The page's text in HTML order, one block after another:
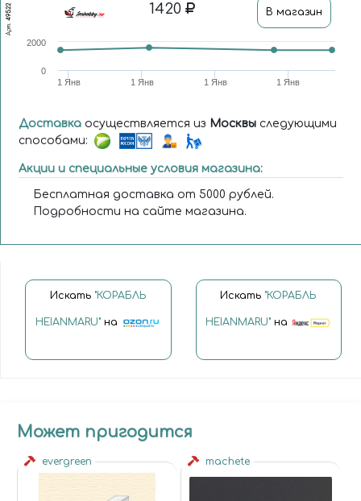
Арт.
49522 1420 В магазин
1 Янв 1 Янв 1 Янв 1 Янв
0
2000
Доставка осуществляется из Москвы следующими
способами:
Акции и специальные условия магазина:
Бесплатная доставка от 5000 рублей.
Подробности на сайте магазина.
Искать "КОРАБЛЬ
HEIANMARU"на
Искать "КОРАБЛЬ
HEIANMARU" на
Может пригодится
evergreen machete